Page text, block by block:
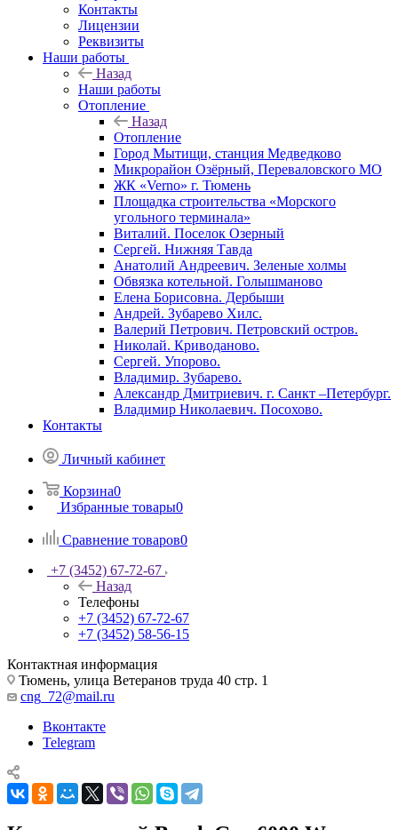
Контакты
Лицензии
Реквизиты
Наши работы
Назад
Наши работы
Отопление
Назад
Отопление
Город Мытищи, станция Медведково
Микрорайон Озёрный, Переваловского МО
ЖК «Verno» г. Тюмень
Площадка строительства «Морского
угольного терминала»
Виталий. Поселок Озерный
Сергей. Нижняя Тавда
Анатолий Андреевич. Зеленые холмы
Обвязка котельной. Голышманово
Елена Борисовна. Дербыши
Андрей. Зубарево Хилс.
Валерий Петрович. Петровский остров.
Николай. Криводаново.
Сергей. Упорово.
Владимир. Зубарево.
Александр Дмитриевич. г. Санкт –Петербург.
Владимир Николаевич. Посохово.
Контакты
Личный кабинет
Корзина0
Избранные товары0
Сравнение товаров0
+7 (3452) 67-72-67
Назад
Телефоны
+7 (3452) 67-72-67
+7 (3452) 58-56-15
Контактная информация
Тюмень, улица Ветеранов труда 40 стр. 1
cng_72@mail.ru
Вконтакте
Telegram